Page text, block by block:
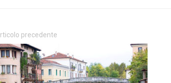
precedente